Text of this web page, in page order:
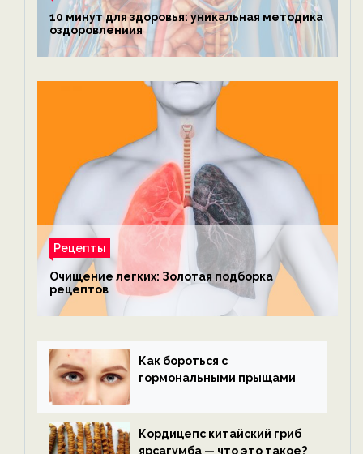
10 минут для здоровья: уникальная методика
оздоровлениия
Рецепты
Очищение легких: Золотая подборка
рецептов
Как бороться с
гормональными прыщами
Кордицепс китайский гриб
ярсагумба — что это такое?